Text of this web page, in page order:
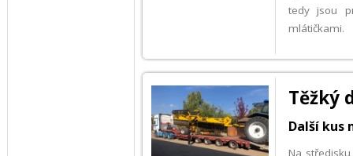
tedy jsou
mlátičkami.
Těžký
Další kus
Na